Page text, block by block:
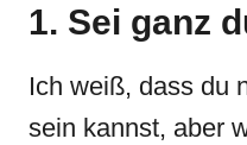
1. Sei ganz
Ich weiß, dass du
sein kannst, aber